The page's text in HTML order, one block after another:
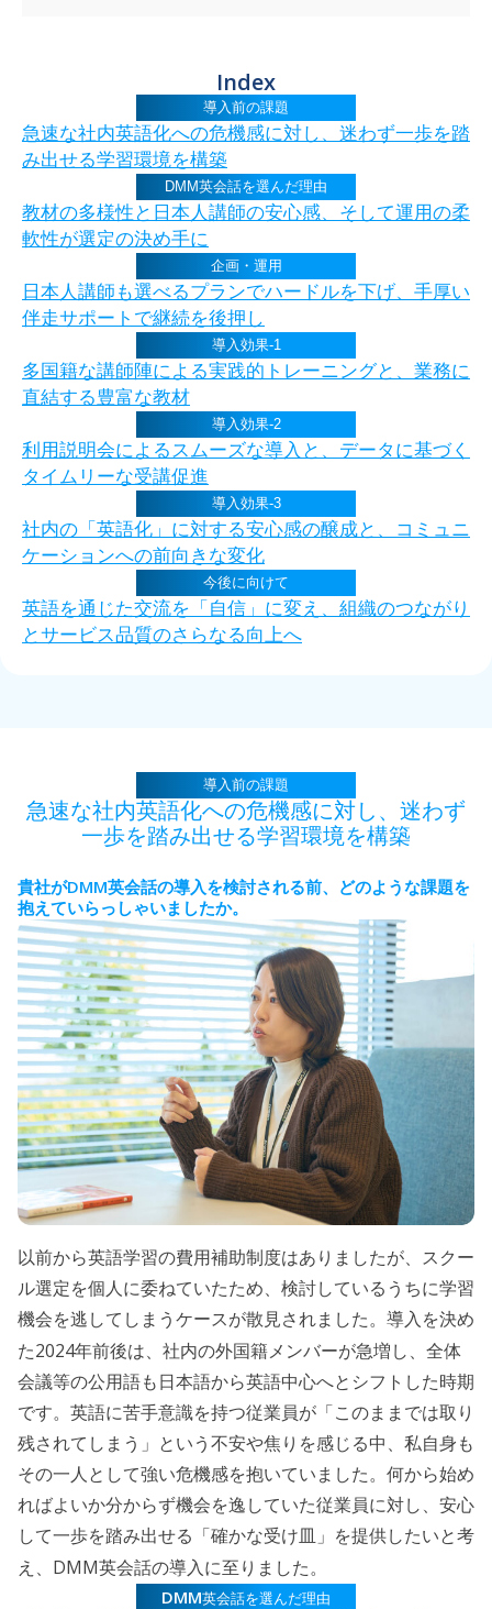
Index
導入前の課題
急速な社内英語化への危機感に対し、迷わず一歩を踏
み出せる学習環境を構築
DMM英会話を選んだ理由
教材の多様性と日本人講師の安心感、そして運用の柔
軟性が選定の決め手に
企画・運用
日本人講師も選べるプランでハードルを下げ、手厚い
伴走サポートで継続を後押し
導入効果-1
多国籍な講師陣による実践的トレーニングと、業務に
直結する豊富な教材
導入効果-2
利用説明会によるスムーズな導入と、データに基づく
タイムリーな受講促進
導入効果-3
社内の「英語化」に対する安心感の醸成と、コミュニ
ケーションへの前向きな変化
今後に向けて
英語を通じた交流を「自信」に変え、組織のつながり
とサービス品質のさらなる向上へ
導入前の課題
急速な社内英語化への危機感に対し、 迷わず
一歩を踏み出せる学習環境を構築
貴社がDMM英会話の導入を検討される前、どのような課題を
抱えていらっしゃいましたか。
以前から英語学習の費用補助制度はありましたが、スクー
ル選定を個人に委ねていたため、検討しているうちに学習
機会を逃してしまうケースが散見されました。導入を決め
た2024年前後は、社内の外国籍メンバーが急増し、全体
会議等の公用語も日本語から英語中心へとシフトした時期
です。英語に苦手意識を持つ従業員が「このままでは取り
残されてしまう」という不安や焦りを感じる中、私自身も
その一人として強い危機感を抱いていました。何から始め
ればよいか分からず機会を逸していた従業員に対し、安心
して一歩を踏み出せる「確かな受け皿」を提供したいと考
え、 DMM英会話の導入に至りました。
DMM英会話を選んだ理由